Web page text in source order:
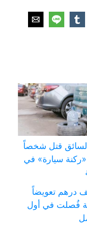
لسائق قتل شخصاً
سيارة» في
ألف درهم تعويضاً
فُصلت في أول